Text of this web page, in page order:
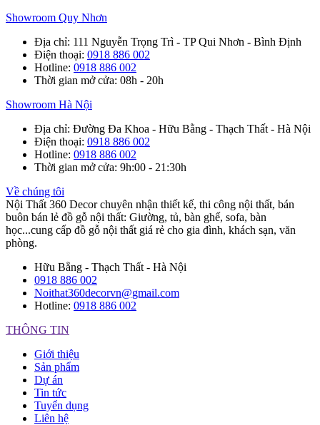
Showroom Quy Nhơn
Địa chỉ: 111 Nguyễn Trọng Trì - TP Qui Nhơn - Bình Định
Điện thoại: 0918 886 002
Hotline: 0918 886 002
Thời gian mở cửa: 08h - 20h
Showroom Hà Nội
Địa chỉ: Đường Đa Khoa - Hữu Bằng - Thạch Thất - Hà Nội
Điện thoại: 0918 886 002
Hotline: 0918 886 002
Thời gian mở cửa: 9h:00 - 21:30h
Về chúng tôi
Nội Thất 360 Decor chuyên nhận thiết kế, thi công nội thất, bán
buôn bán lẻ đồ gỗ nội thất: Giường, tủ, bàn ghế, sofa, bàn
học...cung cấp đồ gỗ nội thất giá rẻ cho gia đình, khách sạn, văn
phòng.
Hữu Bằng - Thạch Thất - Hà Nội
0918 886 002
Noithat360decorvn@gmail.com
Hotline: 0918 886 002
THÔNG TIN
Giới thiệu
Sản phẩm
Dự án
Tin tức
Tuyển dụng
Liên hệ